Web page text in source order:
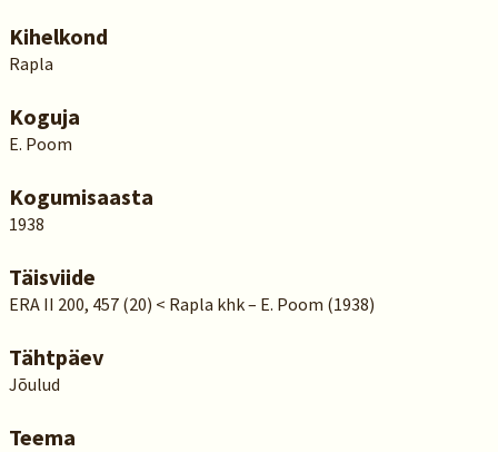
Kihelkond
Rapla
Koguja
E. Poom
Kogumisaasta
1938
Täisviide
ERA II 200, 457 (20) < Rapla khk – E. Poom (1938)
Tähtpäev
Jõulud
Teema